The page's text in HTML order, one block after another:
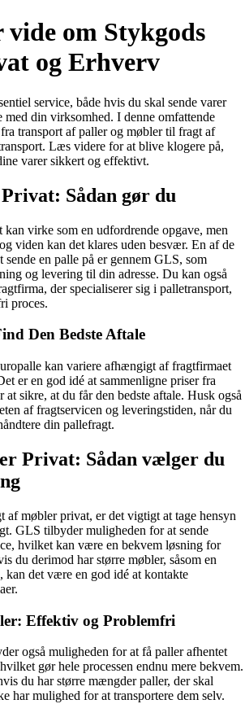
om Stykgods
og Erhverv
service, både hvis du skal sende varer
din virksomhed. I denne omfattende
transport af paller og møbler til fragt af
Læs videre for at blive klogere på,
varer sikkert og effektivt.
Sådan gør du
kan virke som en udfordrende opgave, men
viden kan det klares uden besvær. En af de
sende en palle på er gennem GLS, som
og levering til din adresse. Du kan også
der specialiserer sig i palletransport,
proces.
Den Bedste Aftale
kan variere afhængigt af fragtfirmaet
er en god idé at sammenligne priser fra
sikre, at du får den bedste aftale. Husk også
af fragtservicen og leveringstiden, når du
din pallefragt.
Privat: Sådan vælger du
af møbler privat, er det vigtigt at tage hensyn
GLS tilbyder muligheden for at sende
hvilket kan være en bekvem løsning for
du derimod har større møbler, såsom en
kan det være en god idé at kontakte
Effektiv og Problemfri
også muligheden for at få paller afhentet
gør hele processen endnu mere bekvem.
du har større mængder paller, der skal
har mulighed for at transportere dem selv.